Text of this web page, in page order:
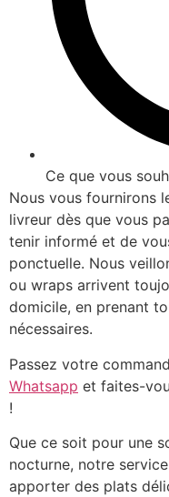
Ce que vous
Nous vous fournirons
livreur dès que vous
tenir informé et de
ponctuelle. Nous
ou wraps arrivent
domicile, en prenant
nécessaires.
Passez votre
Whatsapp et faites-
!
Que ce soit pour une
nocturne, notre
apporter des plats